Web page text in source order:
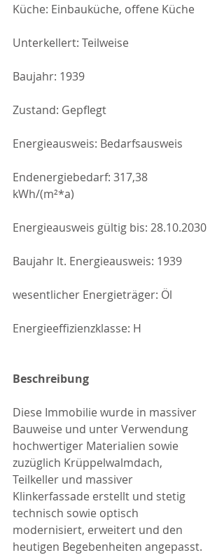
Küche: Einbauküche, offene Küche
Unterkellert: Teilweise
Baujahr: 1939
Zustand: Gepflegt
Energieausweis: Bedarfsausweis
Endenergiebedarf: 317,38
kWh/(m²*a)
Energieausweis gültig bis: 28.10.2030
Baujahr lt. Energieausweis: 1939
wesentlicher Energieträger: Öl
Energieeffizienzklasse: H
Beschreibung
Diese Immobilie wurde in massiver
Bauweise und unter Verwendung
hochwertiger Materialien sowie
zuzüglich Krüppelwalmdach,
Teilkeller und massiver
Klinkerfassade erstellt und stetig
technisch sowie optisch
modernisiert, erweitert und den
heutigen Begebenheiten angepasst.